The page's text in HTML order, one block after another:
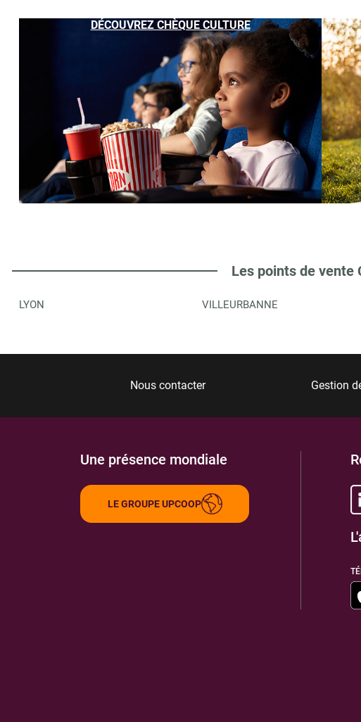
DÉCOUVREZ CHÈQUE CULTURE
Les points de vente
LYON VILLEURBANNE
Nous contacter Gestion
Une présence mondiale
LE GROUPE UPCOOP